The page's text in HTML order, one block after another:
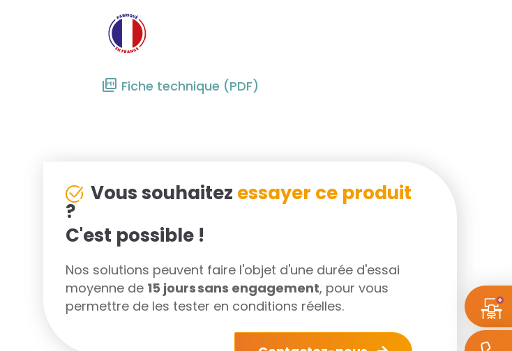
Fiche technique (PDF)
Vous souhaitez essayer ce produit
?
C'est possible !
Nos solutions peuvent faire l'objet d'une durée d'essai
moyenne de 15 jours sans engagement, pour vous
permettre de les tester en conditions réelles.